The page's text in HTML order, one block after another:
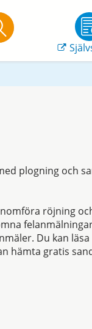
plogning och
röjning
Du kan
hämta gratis